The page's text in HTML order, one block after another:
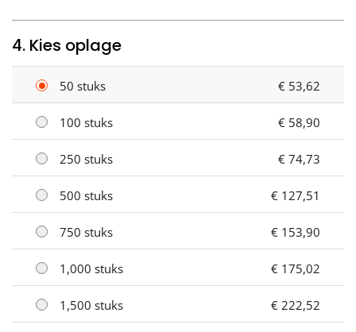
4. Kies oplage
50 stuks € 53,62
100 stuks € 58,90
250 stuks € 74,73
500 stuks € 127,51
750 stuks € 153,90
1,000 stuks € 175,02
1,500 stuks € 222,52